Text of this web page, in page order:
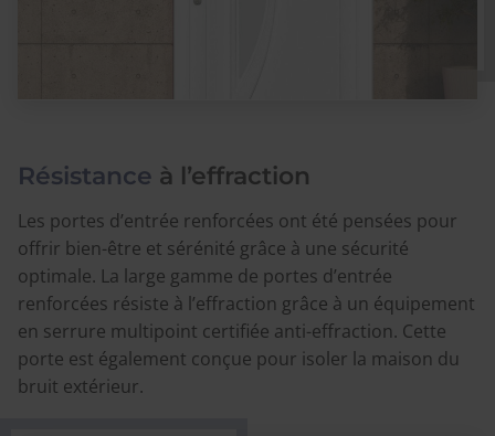
Résistance à l’effraction
Les portes d’entrée renforcées ont été pensées pour
offrir bien-être et sérénité grâce à une sécurité
optimale. La large gamme de portes d’entrée
renforcées résiste à l’effraction grâce à un équipement
en serrure multipoint certifiée anti-effraction. Cette
porte est également conçue pour isoler la maison du
bruit extérieur.